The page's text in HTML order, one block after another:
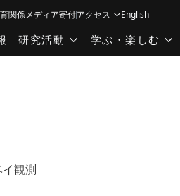
研究活動 学ぶ・楽しむ
関係メディア寄付アクセス English
観測